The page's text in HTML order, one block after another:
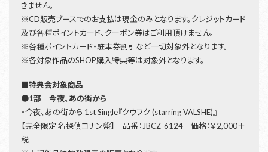
きません。
※CD販売ブースでのお支払は現金のみとなります。クレジットカード
及び各種ポイントカード、クーポン券はご利用頂けません。
※各種ポイントカード・駐車券割引など一切対象外となります。
※各対象作品のSHOP購入特典等は対象外となります。
■特典会対象商品
●1部 今夜、あの街から
・今夜、あの街から 1st Single『クウフク (starring VALSHE)』
【完全限定 名探偵コナン盤】 品番：JBCZ-6124 価格：￥2,000＋
税